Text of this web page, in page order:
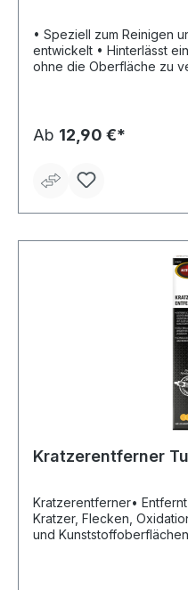
• Speziell zum Reinigen
entwickelt • Hinterlässt einen strahlenden Hochglanz
ohne die Oberfläche zu
Ab 12,90 €*
Kratzerentferner
Kratzerentferner•
Kratzer, Flecken, Oxidation
und Kunststoffoberflächen • Stellt brillanten Glanz